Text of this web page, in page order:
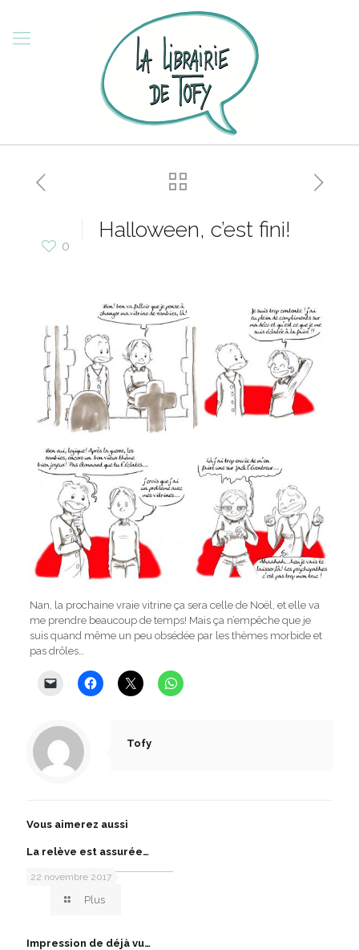
0
Halloween, c’est fini!
Nan, la prochaine vraie vitrine ça sera celle de Noël, et elle va
me prendre beaucoup de temps! Mais ça n’empêche que je
suis quand même un peu obsédée par les thèmes morbide et
pas drôles…
Tofy
Vous aimerez aussi
22 novembre 2017
La relève est assurée…
Plus
Impression de déjà vu…